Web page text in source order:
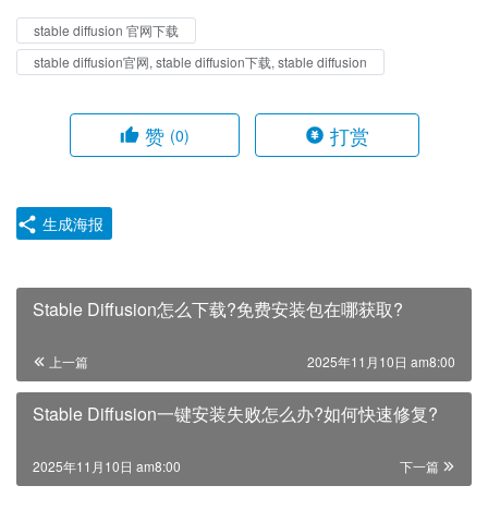
stable diffusion 官网下载
stable diffusion官网, stable diffusion下载, stable diffusion
赞 (0) 打赏
生成海报
Stable Diffusion怎么下载?免费安装包在哪获取?
上一篇 2025年11月10日 am8:00
Stable Diffusion一键安装失败怎么办?如何快速修复?
下一篇
2025年11月10日 am8:00